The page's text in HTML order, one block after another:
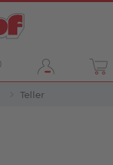
Teller